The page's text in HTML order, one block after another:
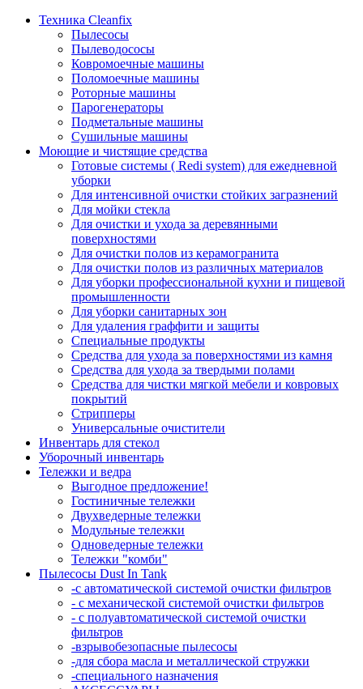
Техника Cleanfix
Пылесосы
Пылеводососы
Ковромоечные машины
Поломоечные машины
Роторные машины
Парогенераторы
Подметальные машины
Сушильные машины
Моющие и чистящие средства
Готовые системы ( Redi system) для ежедневной
уборки
Для интенсивной очистки стойких загразнений
Для мойки стекла
Для очистки и ухода за деревянными
поверхностями
Для очистки полов из керамогранита
Для очистки полов из различных материалов
Для уборки профессиональной кухни и пищевой
промышленности
Для уборки санитарных зон
Для удаления граффити и защиты
Специальные продукты
Средства для ухода за поверхностями из камня
Средства для ухода за твердыми полами
Средства для чистки мягкой мебели и ковровых
покрытий
Стрипперы
Универсальные очистители
Инвентарь для стекол
Уборочный инвентарь
Тележки и ведра
Выгодное предложение!
Гостиничные тележки
Двухведерные тележки
Модульные тележки
Одноведерные тележки
Тележки "комби"
Пылесосы Dust In Tank
-с автоматической системой очистки фильтров
- с механической системой очистки фильтров
- с полуавтоматической системой очистки
фильтров
-взрывобезопасные пылесосы
-для сбора масла и металлической стружки
-специального назначения